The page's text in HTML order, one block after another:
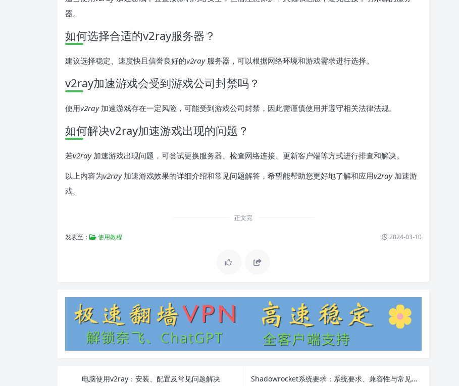
器。
如何选择合适的v2ray服务器？
建议选择稳定、速度快且信誉良好的v2ray服务器，可以根据网络环境和游戏需求进行选择。
v2ray加速游戏会受到游戏公司封禁吗？
使用v2ray加速游戏存在一定风险，可能受到游戏公司封禁，因此需谨慎使用并遵守相关法律法规。
如何解决v2ray加速游戏出现的问题？
若v2ray加速游戏出现问题，可尝试更换服务器、检查网络连接、更新客户端等方式进行排查和解决。
以上内容为v2ray加速游戏效果的详细介绍和常见问题解答，希望能帮助您更好地了解和应用v2ray加速游
戏。
正文完
发表至： 使用教程 2024-03-10
电脑使用v2ray：安装、配置及常见问题解决 Shadowrocket系统要求：系统要求、兼容性与常见问题解答